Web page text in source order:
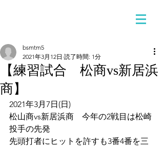
【練習試合 松商vs新居浜
商】
bsmtm5
2021年3月12日 読了時間: 1分
2021年3月7日(日)
松山商vs新居浜商　今年の2戦目は松崎
投手の先発
先頭打者にヒットを許すも3番4番を三